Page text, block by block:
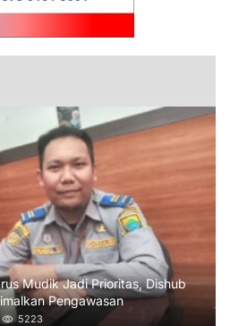
Mudik Jadi Prioritas, Dishub
Pengawasan
5223